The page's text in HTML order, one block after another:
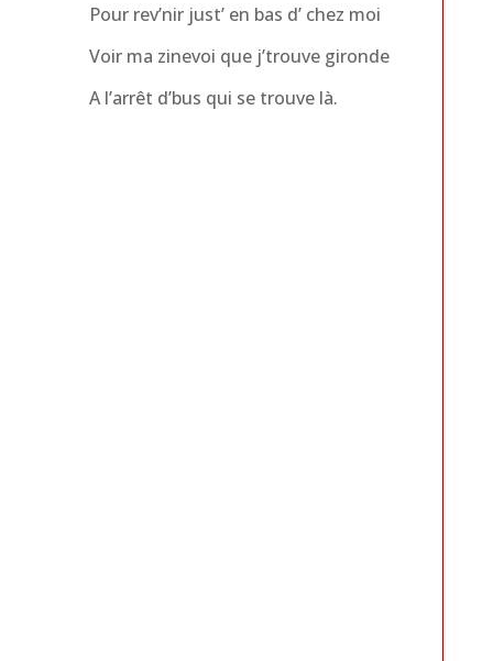
Pour rev’nir just’ en bas d’ chez moi
Voir ma zinevoi que j’trouve gironde
A l’arrêt d’bus qui se trouve là.